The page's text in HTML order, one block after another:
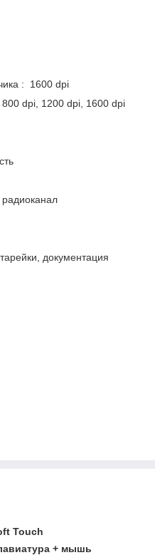
: 1600 dpi
dpi, 1200 dpi, 1600 dpi
документация
Touch
+ мышь